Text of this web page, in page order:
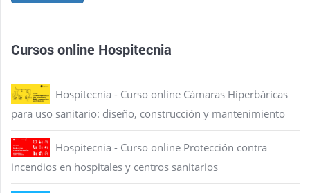
Cursos online Hospitecnia
Hospitecnia - Curso online Cámaras Hiperbáricas
para uso sanitario: diseño, construcción y mantenimiento
Hospitecnia - Curso online Protección contra
incendios en hospitales y centros sanitarios